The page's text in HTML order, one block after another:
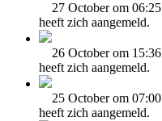
27 October om 06:25
heeft zich aangemeld.
26 October om 15:36
heeft zich aangemeld.
25 October om 07:00
heeft zich aangemeld.